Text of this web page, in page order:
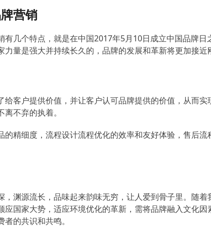
营销
有几个特点，就是在中国2017年5月10日成立中国品牌
力量是强大并持续长久的，品牌的发展和革新将更加接近
给客户提供价值，并让客户认可品牌提供的价值，从而
不弃的执着。
的精细度，流程设计流程优化的效率和友好体验，售后
，渊源流长，品味起来韵味无穷，让人爱到骨子里。随
应国家大势，适应环境优化的革新，需将品牌融入文化
的共识和共鸣。